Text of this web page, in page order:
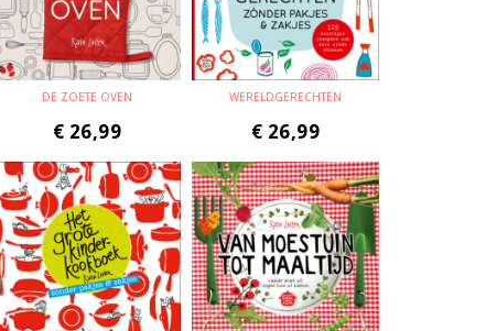
DE ZOETE OVEN
€ 26,99
WERELDGERECHTEN
€ 26,99